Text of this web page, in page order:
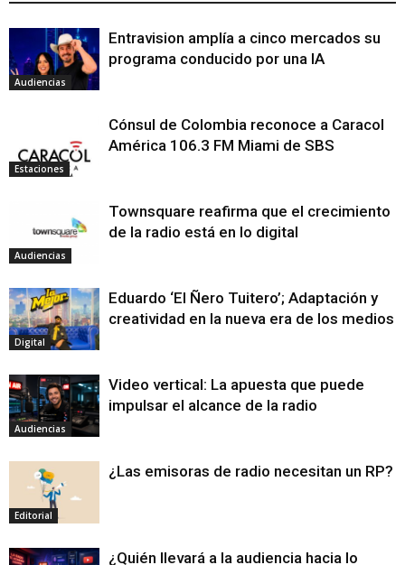
Audiencias
Entravision amplía a cinco mercados su
programa conducido por una IA
Estaciones
Cónsul de Colombia reconoce a Caracol
América 106.3 FM Miami de SBS
Audiencias
Townsquare reafirma que el crecimiento
de la radio está en lo digital
Digital
Eduardo ‘El Ñero Tuitero’; Adaptación y
creatividad en la nueva era de los medios
Audiencias
Video vertical: La apuesta que puede
impulsar el alcance de la radio
Editorial
¿Las emisoras de radio necesitan un RP?
¿Quién llevará a la audiencia hacia lo